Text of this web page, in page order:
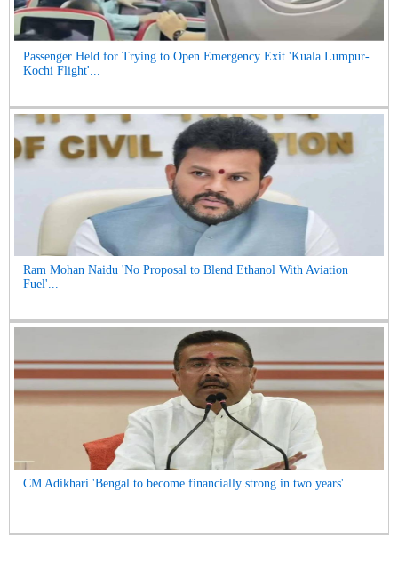
Passenger Held for Trying to Open Emergency Exit 'Kuala Lumpur-
Kochi Flight'...
Ram Mohan Naidu 'No Proposal to Blend Ethanol With Aviation
Fuel'...
CM Adikhari 'Bengal to become financially strong in two years'...